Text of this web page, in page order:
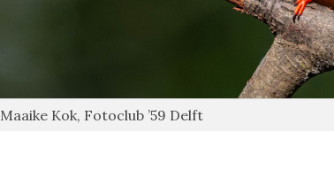
Maaike Kok, Fotoclub ’59 Delft